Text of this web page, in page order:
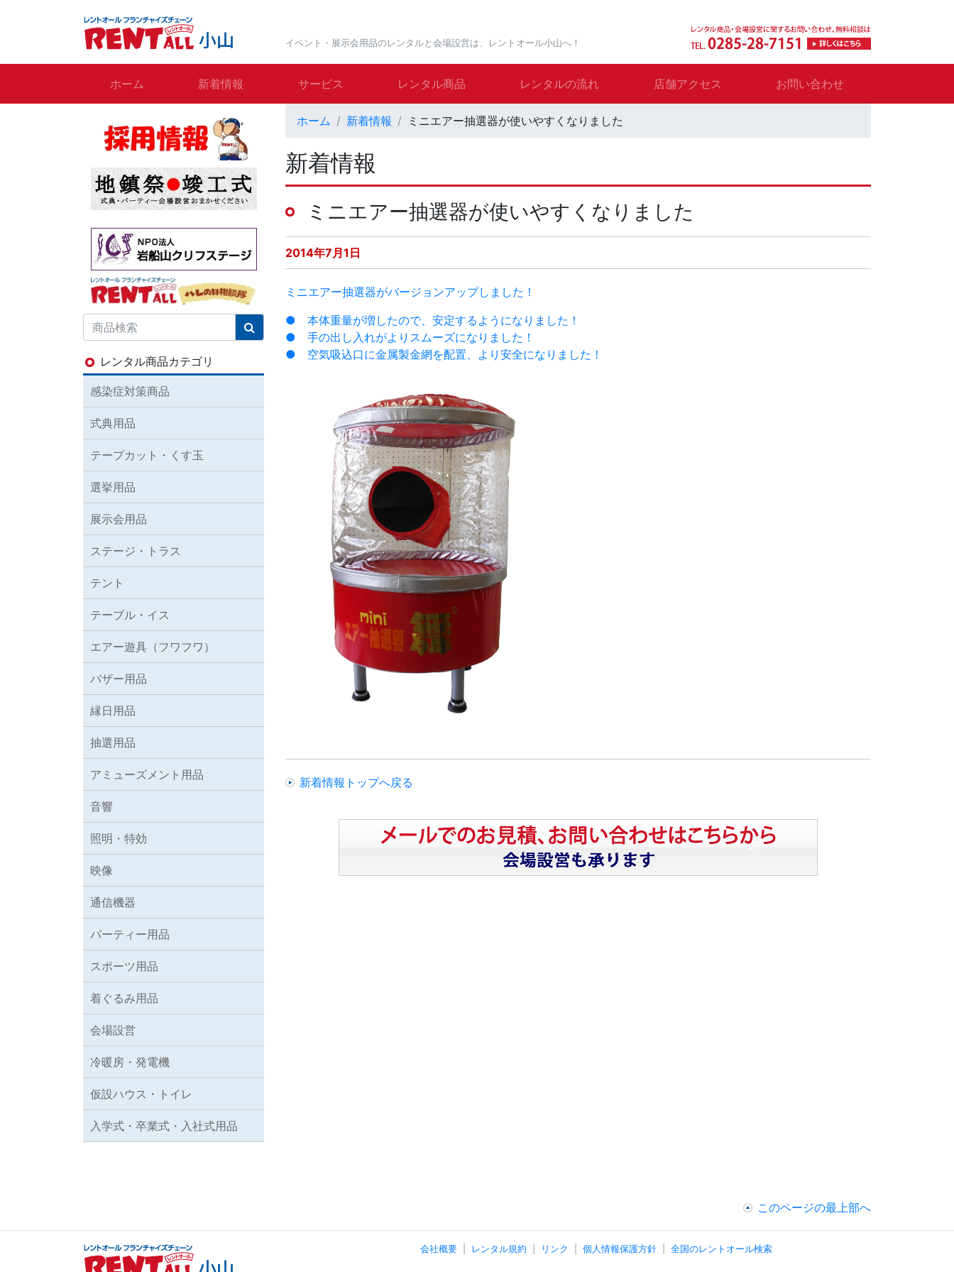
イベント・展示会用品のレンタルと会場設営は、レントオール小山へ！
ホーム 新着情報 サービス レンタル商品 レンタルの流れ 店舗アクセス お問い合わせ
ホーム 新着情報 ミニエアー抽選器が使いやすくなりました
新着情報
ミニエアー抽選器が使いやすくなりました
2014年7月1日
ミニエアー抽選器がバージョンアップしました！
● 本体重量が増したので、安定するようになりました！
● 手の出し入れがよりスムーズになりました！
● 空気吸込口に金属製金網を配置、より安全になりました！
新着情報トップへ戻る
レンタル商品カテゴリ
感染症対策商品
式典用品
テープカット・くす玉
選挙用品
展示会用品
ステージ・トラス
テント
テーブル・イス
エアー遊具（フワフワ）
バザー用品
縁日用品
抽選用品
アミューズメント用品
音響
照明・特効
映像
通信機器
パーティー用品
スポーツ用品
着ぐるみ用品
会場設営
冷暖房・発電機
仮設ハウス・トイレ
入学式・卒業式・入社式用品
このページの最上部へ
会社概要 レンタル規約 リンク 個人情報保護方針 全国のレントオール検索